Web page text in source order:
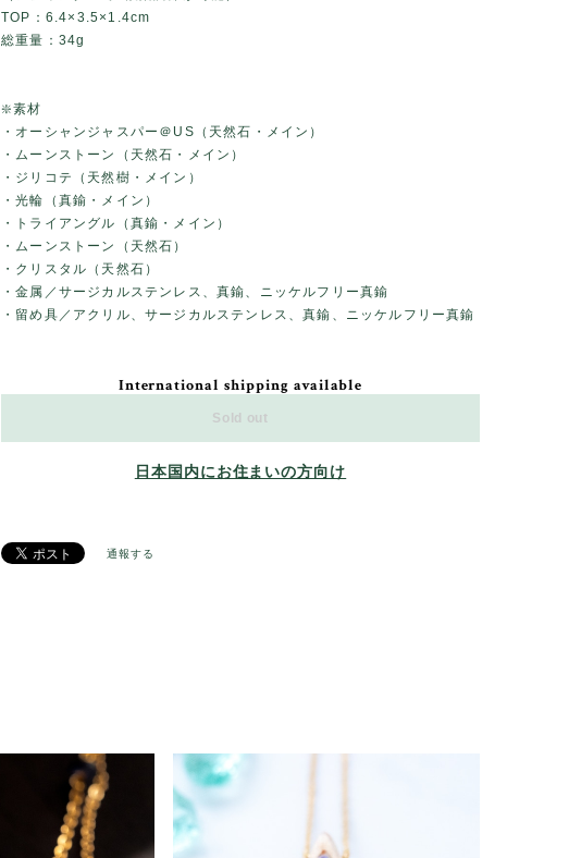
TOP：6.4×3.5×1.4cm
総重量：34g
❇️素材
・オーシャンジャスパー＠US（天然石・メイン）
・ムーンストーン（天然石・メイン）
・ジリコテ（天然樹・メイン）
・光輪（真鍮・メイン）
・トライアングル（真鍮・メイン）
・ムーンストーン（天然石）
・クリスタル（天然石）
・金属／サージカルステンレス、真鍮、ニッケルフリー真鍮
・留め具／アクリル、サージカルステンレス、真鍮、ニッケルフリー真鍮
International shipping available
Sold out
日本国内にお住まいの方向け
通報する